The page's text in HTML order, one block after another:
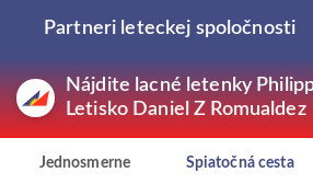
Partneri leteckej spoločnosti
Nájdite lacné letenky
Letisko Daniel Z Romualdez
Jednosmerne Spiatočná cesta